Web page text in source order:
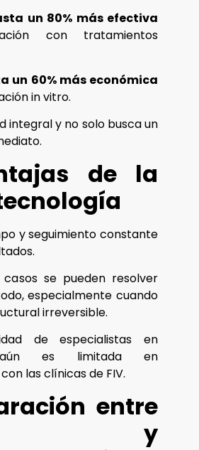
un 80% más efectiva
con tratamientos
un 60% más económica
in vitro.
integral y no solo busca un
de la
y seguimiento constante
se pueden resolver
especialmente cuando
irreversible.
de especialistas en
aún es limitada en
las clínicas de FIV.
entre
y